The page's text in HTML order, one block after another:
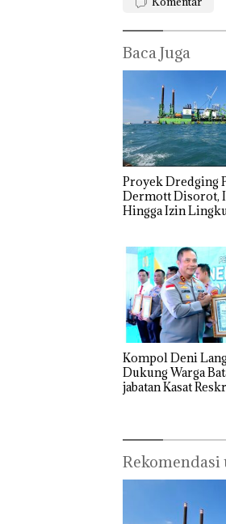
Baca Juga
Proyek Dredging
Dermott Disorot,
Hingga Izin
Kompol Deni
Dukung Warga Batam Duduki
jabatan Kasat